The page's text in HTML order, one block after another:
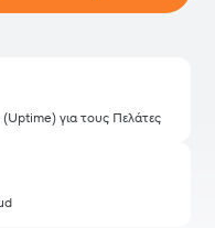
(Uptime) για τους Πελάτες